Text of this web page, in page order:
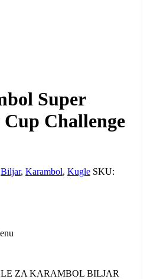
Super
Challenge
Biljar, Karambol, Kugle SKU:
ZA KARAMBOL BILJAR